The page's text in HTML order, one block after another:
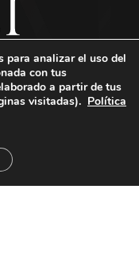
de Moró. Castellón
para analizar el uso del
con tus
a partir de tus
visitadas). Política